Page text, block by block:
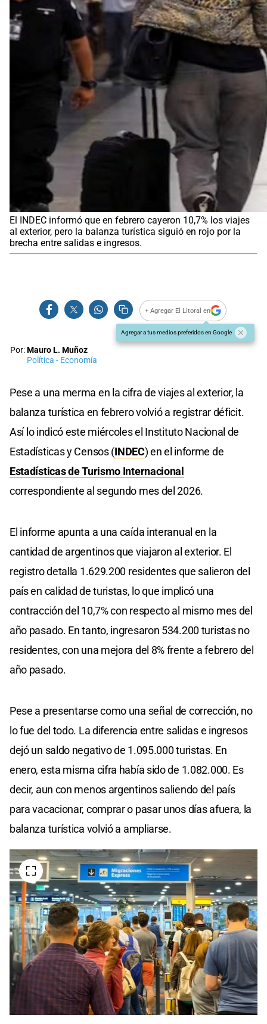
El INDEC informó que en febrero cayeron 10,7% los viajes
al exterior, pero la balanza turística siguió en rojo por la
brecha entre salidas e ingresos.
+ Agregar El Litoral en
Agregar a tus medios preferidos en Google
Por:Mauro L. Muñoz
Política - Economía
Pese a una merma en la cifra de viajes al exterior, la
balanza turística en febrero volvió a registrar déficit.
Así lo indicó este miércoles el Instituto Nacional de
Estadísticas y Censos (INDEC) en el informe de
Estadísticas de Turismo Internacional
correspondiente al segundo mes del 2026.
El informe apunta a una caída interanual en la
cantidad de argentinos que viajaron al exterior. El
registro detalla 1.629.200 residentes que salieron del
país en calidad de turistas, lo que implicó una
contracción del 10,7% con respecto al mismo mes del
año pasado. En tanto, ingresaron 534.200 turistas no
residentes, con una mejora del 8% frente a febrero del
año pasado.
Pese a presentarse como una señal de corrección, no
lo fue del todo. La diferencia entre salidas e ingresos
dejó un saldo negativo de 1.095.000 turistas. En
enero, esta misma cifra había sido de 1.082.000. Es
decir, aun con menos argentinos saliendo del país
para vacacionar, comprar o pasar unos días afuera, la
balanza turística volvió a ampliarse.